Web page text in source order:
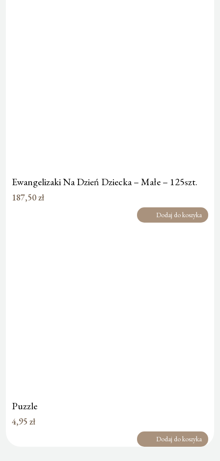
Ewangelizaki Na Dzień Dziecka – Małe – 125szt.
187,50zł
Dodaj do koszyka
Puzzle
4,95 zł
Dodaj do koszyka